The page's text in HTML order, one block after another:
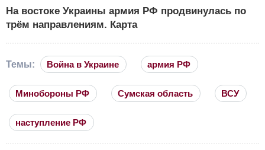
На востоке Украины армия РФ продвинулась по
трём направлениям. Карта
Темы: Война в Украине армия РФ
Минобороны РФ Сумская область ВСУ
наступление РФ